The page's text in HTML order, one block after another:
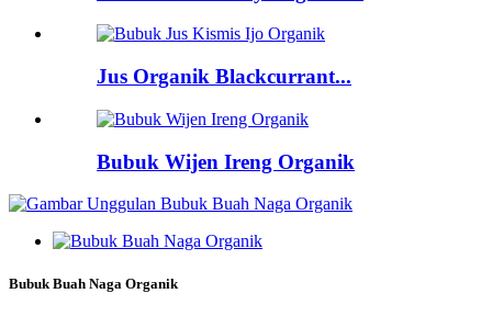
Jus Organik Blackcurrant...
Bubuk Wijen Ireng Organik
Bubuk Buah Naga Organik